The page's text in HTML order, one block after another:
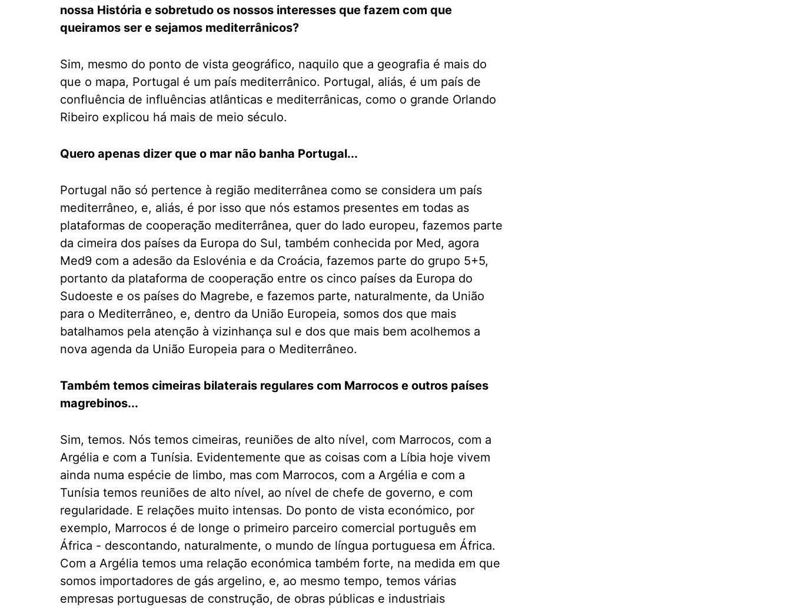
nossa História e sobretudo os nossos interesses que fazem com que
queiramos ser e sejamos mediterrânicos?
Sim, mesmo do ponto de vista geográfico, naquilo que a geografia é mais do
que o mapa, Portugal é um país mediterrânico. Portugal, aliás, é um país de
confluência de influências atlânticas e mediterrânicas, como o grande Orlando
Ribeiro explicou há mais de meio século.
Quero apenas dizer que o mar não banha Portugal...
Portugal não só pertence à região mediterrânea como se considera um país
mediterrâneo, e, aliás, é por isso que nós estamos presentes em todas as
plataformas de cooperação mediterrânea, quer do lado europeu, fazemos parte
da cimeira dos países da Europa do Sul, também conhecida por Med, agora
Med9 com a adesão da Eslovénia e da Croácia, fazemos parte do grupo 5+5,
portanto da plataforma de cooperação entre os cinco países da Europa do
Sudoeste e os países do Magrebe, e fazemos parte, naturalmente, da União
para o Mediterrâneo, e, dentro da União Europeia, somos dos que mais
batalhamos pela atenção à vizinhança sul e dos que mais bem acolhemos a
nova agenda da União Europeia para o Mediterrâneo.
Também temos cimeiras bilaterais regulares com Marrocos e outros países
magrebinos...
Sim, temos. Nós temos cimeiras, reuniões de alto nível, com Marrocos, com a
Argélia e com a Tunísia. Evidentemente que as coisas com a Líbia hoje vivem
ainda numa espécie de limbo, mas com Marrocos, com a Argélia e com a
Tunísia temos reuniões de alto nível, ao nível de chefe de governo, e com
regularidade. E relações muito intensas. Do ponto de vista económico, por
exemplo, Marrocos é de longe o primeiro parceiro comercial português em
África - descontando, naturalmente, o mundo de língua portuguesa em África.
Com a Argélia temos uma relação económica também forte, na medida em que
somos importadores de gás argelino, e, ao mesmo tempo, temos várias
empresas portuguesas de construção, de obras públicas e industriais